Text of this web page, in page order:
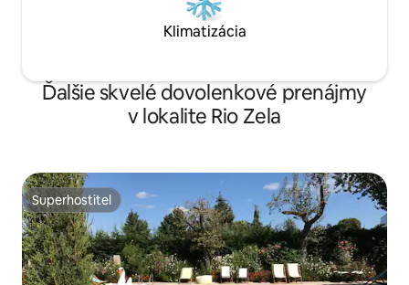
Klimatizácia
Ďalšie skvelé dovolenkové prenájmy
v lokalite Rio Zela
Superhostiteľ
Superhostiteľ